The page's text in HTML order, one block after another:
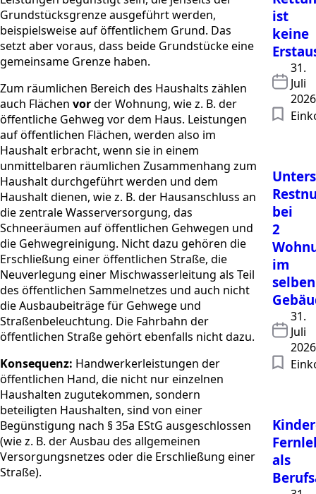
Grundstücksgrenze ausgeführt werden,
beispielsweise auf öffentlichem Grund. Das
setzt aber voraus, dass beide Grundstücke eine
gemeinsame Grenze haben.
Zum räumlichen Bereich des Haushalts zählen
auch Flächen vorder Wohnung, wie z. B. der
öffentliche Gehweg vor dem Haus. Leistungen
auf öffentlichen Flächen, werden also im
Haushalt erbracht, wenn sie in einem
unmittelbaren räumlichen Zusammenhang zum
Haushalt durchgeführt werden und dem
Haushalt dienen, wie z. B. der Hausanschluss an
die zentrale Wasserversorgung, das
Schneeräumen auf öffentlichen Gehwegen und
die Gehwegreinigung. Nicht dazu gehören die
Erschließung einer öffentlichen Straße, die
Neuverlegung einer Mischwasserleitung als Teil
des öffentlichen Sammelnetzes und auch nicht
die Ausbaubeiträge für Gehwege und
Straßenbeleuchtung. Die Fahrbahn der
öffentlichen Straße gehört ebenfalls nicht dazu.
Konsequenz: Handwerkerleistungen der
öffentlichen Hand, die nicht nur einzelnen
Haushalten zugutekommen, sondern
beteiligten Haushalten, sind von einer
Begünstigung nach § 35a EStG ausgeschlossen
(wie z. B. der Ausbau des allgemeinen
Versorgungsnetzes oder die Erschließung einer
Straße).
ist
keine
31.
Juli
2026
bei
2
im
selben
31.
Juli
2026
als